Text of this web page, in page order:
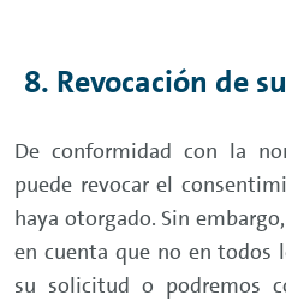
8. Revocación de
De conformidad con la
puede revocar el
haya otorgado. Sin
en cuenta que no en todos
su solicitud o podremos